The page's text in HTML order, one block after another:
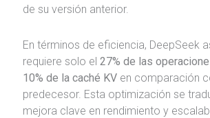
de su versión anterior.
En términos de eficiencia, DeepSeek
requiere solo el 27% de las
10% de la caché KVen comparación
predecesor. Esta optimización se
mejora clave en rendimiento y